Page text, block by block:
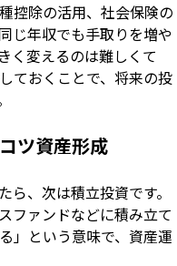
控除の活用、社会保険の
じ年収でも手取りを増や
く変えるのは難しくて
ておくことで、将来の投
ツ資産形成
、次は積立投資です。
ファンドなどに積み立て
」という意味で、資産運